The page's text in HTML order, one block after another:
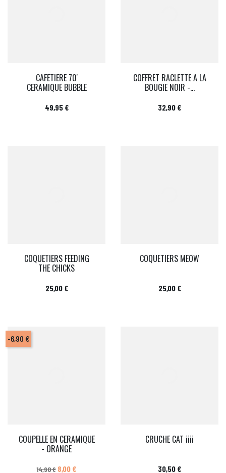
CAFETIERE 70'
CERAMIQUE BUBBLE
Prix
49,95 €
COFFRET RACLETTE A LA
BOUGIE NOIR -...
Prix
32,90 €
COQUETIERS FEEDING
THE CHICKS
Prix
25,00 €
COQUETIERS MEOW
Prix
25,00 €
COUPELLE EN CERAMIQUE
- ORANGE
Prix de base
14,90 € Prix
8,00 €
-6,90 €
CRUCHE CAT iiii
Prix
30,50 €